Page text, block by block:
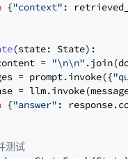
{"context" :
(state: State):
=
"\n\n"
= prompt.invoke({
=
{"answer" :
测试